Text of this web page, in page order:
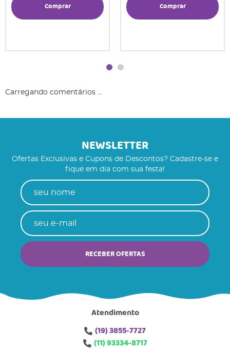
Comprar Comprar
Carregando comentários ...
NEWSLETTER
Ofertas Exclusivas e Cupons de Descontos? Cadastre-se e
fique em dia com sua festa!
RECEBER OFERTAS
Atendimento
(19)3855-7727
(11)93334-8717